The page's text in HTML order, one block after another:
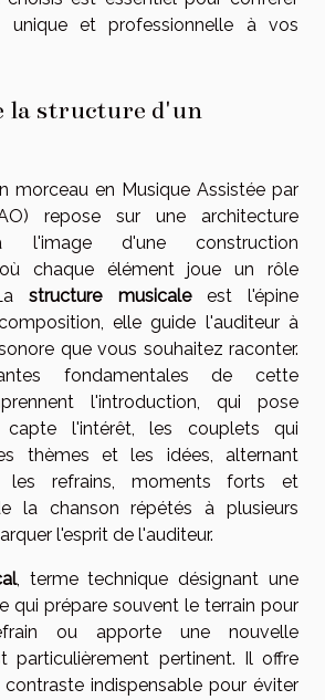
unique et professionnelle à vos
la structure d'un
morceau en Musique Assistée par
repose sur une architecture
l'image d'une construction
chaque élément joue un rôle
Lastructure musicaleest l'épine
elle guide l'auditeur à
que vous souhaitez raconter.
fondamentales de cette
l'introduction, qui pose
capte l'intérêt, les couplets qui
thèmes et les idées, alternant
les refrains, moments forts et
la chanson répétés à plusieurs
l'esprit de l'auditeur.
, terme technique désignant une
qui prépare souvent le terrain pour
ou apporte une nouvelle
particulièrement pertinent. Il offre
indispensable pour éviter